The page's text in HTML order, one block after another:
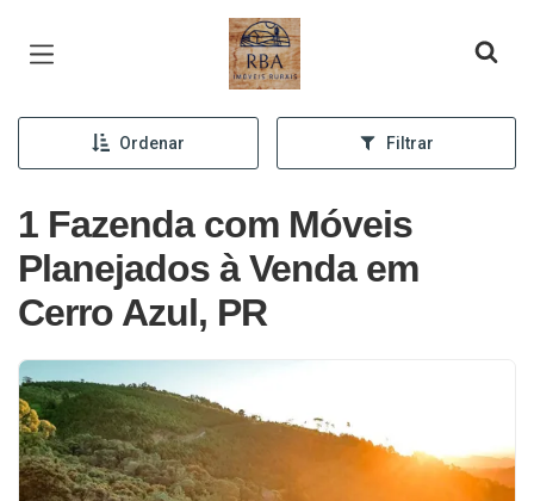
Página inicial
Ordenar Filtrar
1 Fazenda com Móveis
Planejados à Venda em
Cerro Azul, PR